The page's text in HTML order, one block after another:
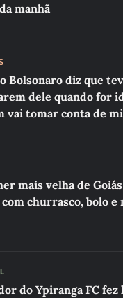
manhã
Bolsonaro diz que
dele quando for
vai tomar conta de
mais velha de
com churrasco, bolo e
do Ypiranga FC fez